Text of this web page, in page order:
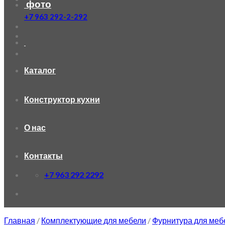
+7 963 292-2-292
фото
Каталог
Конструктор кухни
О нас
Контакты
+7 963 292 2292
Главная / Комплектующие для мебели / Фурнитура для